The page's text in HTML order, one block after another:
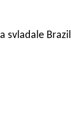
svladale Brazil